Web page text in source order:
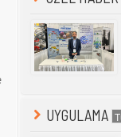
UYGULAMA